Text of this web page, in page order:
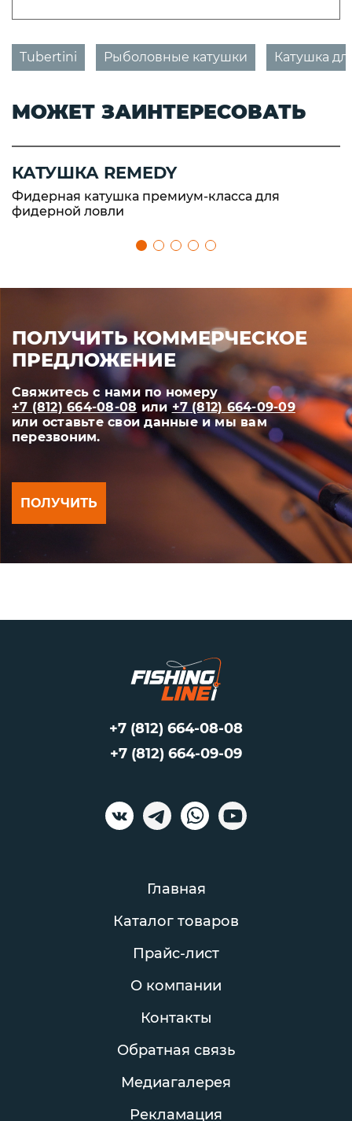
Tubertini Рыболовные катушки Катушка
МОЖЕТ ЗАИНТЕРЕСОВАТЬ
КАТУШКА REMEDY
Фидерная катушка премиум-класса для
фидерной ловли
ПОЛУЧИТЬ КОММЕРЧЕСКОЕ
ПРЕДЛОЖЕНИЕ
Свяжитесь с нами по номеру
+7 (812) 664-08-08 или+7 (812) 664-09-09
или оставьте свои данные и мы вам
перезвоним.
ПОЛУЧИТЬ
Главная
Каталог товаров
Прайс-лист
О компании
Контакты
Обратная связь
Медиагалерея
Рекламация
+7 (812) 664-08-08
+7 (812) 664-09-09